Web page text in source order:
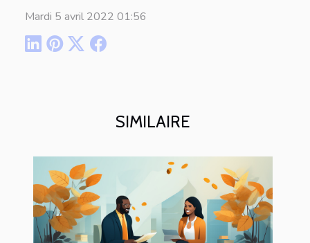
SIMILAIRE
Mardi 5 avril 2022 01:56